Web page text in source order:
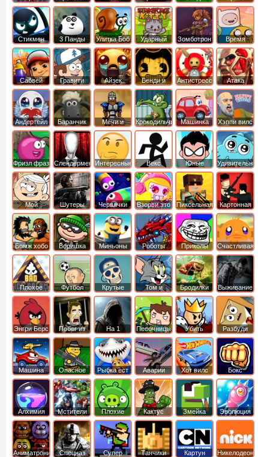
Кальмара
Старс
Стикмен 3 Панды Улитка Боб
Ударный
отряд котят
Зомботрон
Время
Приключений
Сабвей
Серф
Гравити
Фолз
Айзек
Бенди и
Чернильная
машина
Антистресс
Атака
Титанов
Андертейл
Баранчик
Шон
Мечи и
Сандали
Крокодильчик
Свомпи
Машинка
Вилли
Хэппи вилс
Фризл фраз Слендермен Интересные Векс
Юные
титаны
вперед
Удивительный
мир
Гамбола
Мой
шумный
дом
Шутеры Червячки Взорви это
Пиксельная
война
Картонная
башка
Бомж хобо
Воришка
боб
Миньоны
Роботы
динозавры
Приколы
Счастливая
обезьянка
Плохое
мороженое
Футбол
головами
Крутые
Том и
джерри
Бродилки
Приключения
Выживание
Энгри Берс
Побег из
тюрьмы
На 1 Песочницы
Убить
короля
Разбуди
коробку
Машина
ест
машину
Опасное
оружие
Рыбка ест
рыбку
Аварии
машин
Хот вилс Бокс
Алхимия Мстители
Плохие
свинки
Кактус
маккой
Змейка Эволюция
Аниматроники Спецназ
Супер
Танчики
Картун
Никелодеон